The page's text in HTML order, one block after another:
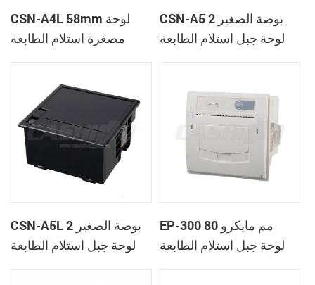
CSN-A4L 58mm لوحة
مصغرة استلام الطابعة
CSN-A5 2 بوصة الصغير
لوحة جبل استلام الطابعة
CSN-A5L 2 بوصة الصغير
لوحة جبل استلام الطابعة
EP-300 80 مم مايكرو
لوحة جبل استلام الطابعة